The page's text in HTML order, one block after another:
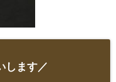
します／